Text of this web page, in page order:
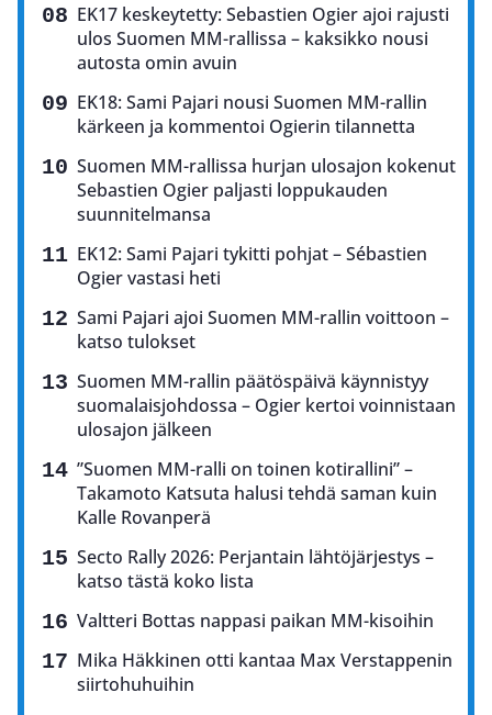
EK17 keskeytetty: Sebastien Ogier ajoi rajusti
ulos Suomen MM-rallissa – kaksikko nousi
autosta omin avuin
EK18: Sami Pajari nousi Suomen MM-rallin
kärkeen ja kommentoi Ogierin tilannetta
Suomen MM-rallissa hurjan ulosajon kokenut
Sebastien Ogier paljasti loppukauden
suunnitelmansa
EK12: Sami Pajari tykitti pohjat – Sébastien
Ogier vastasi heti
Sami Pajari ajoi Suomen MM-rallin voittoon –
katso tulokset
Suomen MM-rallin päätöspäivä käynnistyy
suomalaisjohdossa – Ogier kertoi voinnistaan
ulosajon jälkeen
”Suomen MM-ralli on toinen kotirallini” –
Takamoto Katsuta halusi tehdä saman kuin
Kalle Rovanperä
Secto Rally 2026: Perjantain lähtöjärjestys –
katso tästä koko lista
Valtteri Bottas nappasi paikan MM-kisoihin
Mika Häkkinen otti kantaa Max Verstappenin
siirtohuhuihin